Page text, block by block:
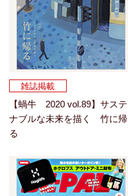
雑誌掲載
【蝸牛 2020 vol.89】サステ
ナブルな未来を描く 竹に帰
る